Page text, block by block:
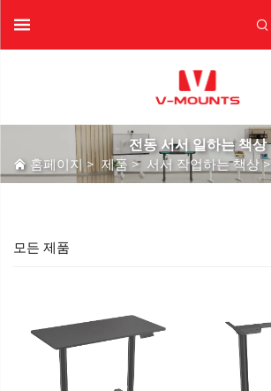
전동 서서 일하는 책상
홈페이지 > 제품 > 서서 작업하는 책상>
모든 제품